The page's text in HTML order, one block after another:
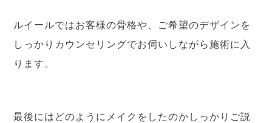
ルイールではお客様の骨格や、ご希望のデザインを
しっかりカウンセリングでお伺いしながら施術に入
ります。
最後にはどのようにメイクをしたのかしっかりご説